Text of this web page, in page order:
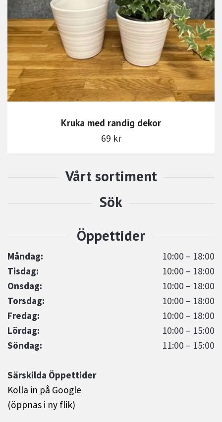
Måndag:
10:00 – 18:00
Tisdag:
10:00 – 18:00
Onsdag:
10:00 – 18:00
Torsdag:
10:00 – 18:00
Fredag:
10:00 – 18:00
Lördag:
10:00 – 15:00
Söndag:
11:00 – 15:00
Särskilda Öppettider
Kolla in på Google
(öppnas i ny flik)
Kruka med randig dekor
69 kr